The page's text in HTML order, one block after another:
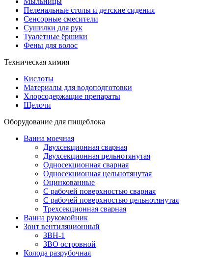
Пеленальные столы и детские сидения
Сенсорные смесители
Сушилки для рук
Туалетные ёршики
Фены для волос
Техническая химия
Кислоты
Материалы для водоподготовки
Хлорсодержащие препараты
Щелочи
Оборудование для пищеблока
Ванна моечная
Двухсекционная сварная
Двухсекционная цельнотянутая
Односекционная сварная
Односекционная цельнотянутая
Оцинкованные
С рабочей поверхностью сварная
С рабочей поверхностью цельнотянутая
Трехсекционная сварная
Ванна рукомойник
Зонт вентиляционный
ЗВН-1
ЗВО островной
Колода разрубочная